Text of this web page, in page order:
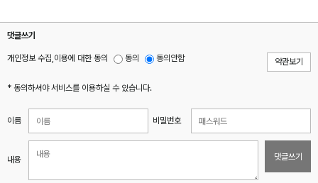
댓글쓰기
개인정보 수집,이용에 대한 동의 동의 동의안함 약관보기
* 동의하셔야 서비스를 이용하실 수 있습니다.
이름 비밀번호
내용 댓글쓰기